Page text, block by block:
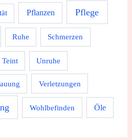
Pflanzen Pflege
Ruhe Schmerzen
Teint Unruhe
Verletzungen
Wohlbefinden Öle